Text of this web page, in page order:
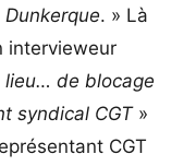
. » Là
intervieweur
lieu… de blocage
syndical CGT»
CGT